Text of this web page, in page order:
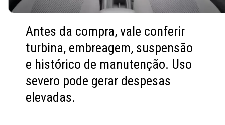
Antes da compra, vale conferir
turbina, embreagem, suspensão
e histórico de manutenção. Uso
severo pode gerar despesas
elevadas.